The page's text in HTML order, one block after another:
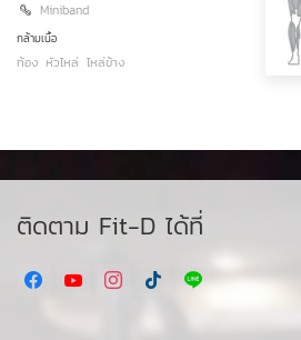
Miniband
กล้ามเนื้อ
ท้อง หัวไหล่ ไหล่ข้าง
ติดตาม Fit-D ได้ที่